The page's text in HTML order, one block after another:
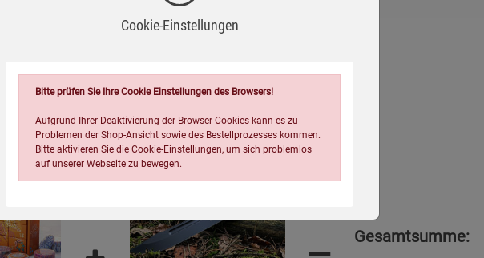
Wird oft zusammen bestellt:
Gesamtsumme:
Cookie-Einstellungen
Bitte prüfen Sie Ihre Cookie Einstellungen des Browsers!
Aufgrund Ihrer Deaktivierung der Browser-Cookies kann es zu
Problemen der Shop-Ansicht sowie des Bestellprozesses kommen.
Bitte aktivieren Sie die Cookie-Einstellungen, um sich problemlos
auf unserer Webseite zu bewegen.